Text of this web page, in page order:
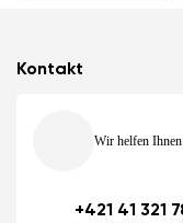
Kontakt
Wir helfen
+421 41 321